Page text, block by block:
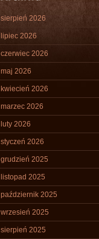
sierpień 2026
lipiec 2026
czerwiec 2026
maj 2026
kwiecień 2026
marzec 2026
luty 2026
styczeń 2026
grudzień 2025
listopad 2025
październik 2025
wrzesień 2025
sierpień 2025